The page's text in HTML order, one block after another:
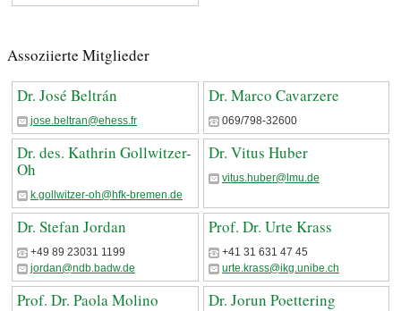
Assoziierte Mitglieder
Dr. José Beltrán
jose.beltran@ehess.fr
Dr. Marco Cavarzere
069/798-32600
Dr. des. Kathrin Gollwitzer-
Oh
k.gollwitzer-oh@hfk-bremen.de
Dr. Vitus Huber
vitus.huber@lmu.de
Dr. Stefan Jordan
+49 89 23031 1199
jordan@ndb.badw.de
Prof. Dr. Urte Krass
+41 31 631 47 45
urte.krass@ikg.unibe.ch
Prof. Dr. Paola Molino Dr. Jorun Poettering